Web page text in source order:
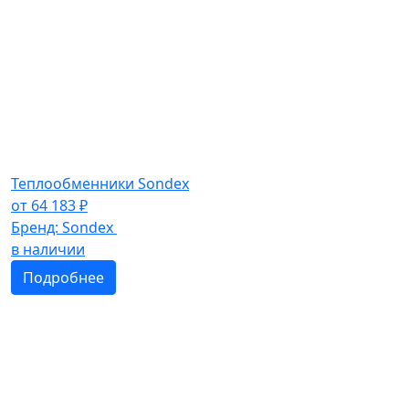
Теплообменники Sondex
от 64 183₽
Бренд: Sondex
в наличии
Подробнее